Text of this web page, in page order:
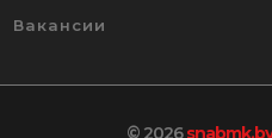
Вакансии
© 2026snabmk.by